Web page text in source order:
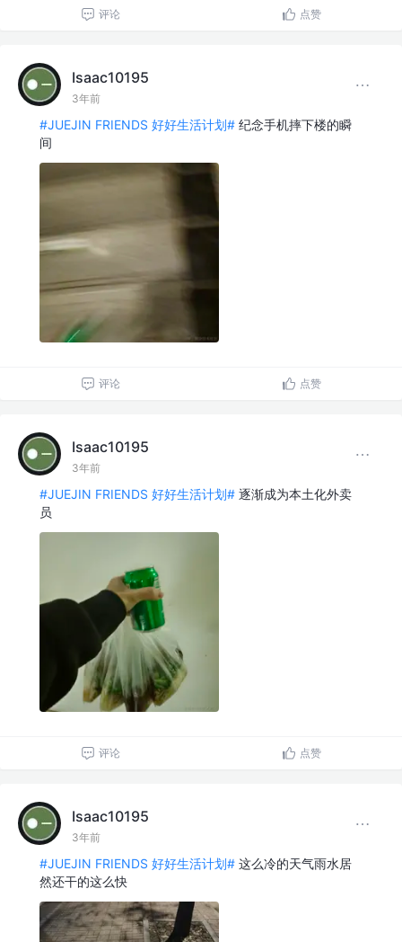
评论 点赞
Isaac10195
3年前
#JUEJIN FRIENDS 好好生活计划# 纪念手机摔下楼的瞬
间
评论 点赞
Isaac10195
3年前
#JUEJIN FRIENDS 好好生活计划# 逐渐成为本土化外卖
员
评论 点赞
Isaac10195
3年前
#JUEJIN FRIENDS 好好生活计划# 这么冷的天气雨水居
然还干的这么快